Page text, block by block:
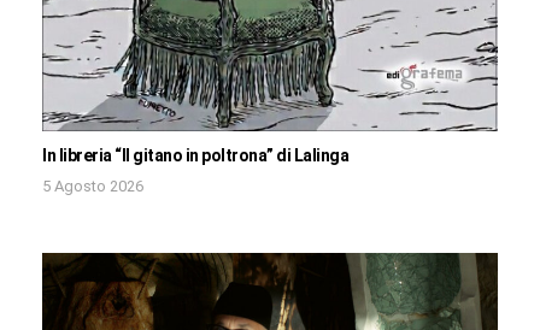
In libreria “Il gitano in poltrona” di Lalinga
5 Agosto 2026